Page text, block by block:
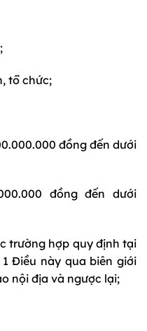
tổ chức;
đồng đến dưới
đồng đến dưới
trường hợp quy định tại
Điều này qua biên giới
nội địa và ngược lại;